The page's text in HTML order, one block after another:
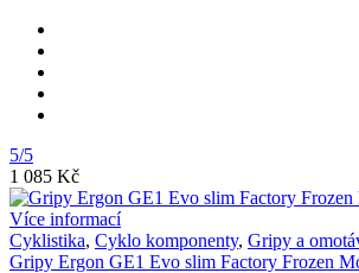
5/5
1 085 Kč
Více informací
Cyklistika, Cyklo komponenty, Gripy a
Gripy Ergon GE1 Evo slim Factory Frozen